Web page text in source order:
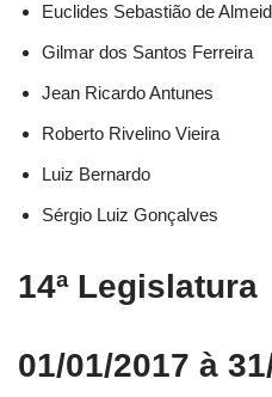
Euclides Sebastião de
Gilmar dos Santos Ferreira​
Jean Ricardo Antunes​
Roberto Rivelino Vieira​
Luiz Bernardo​
Sérgio Luiz Gonçalves​
14ª Legislatura
01/01/2017 à